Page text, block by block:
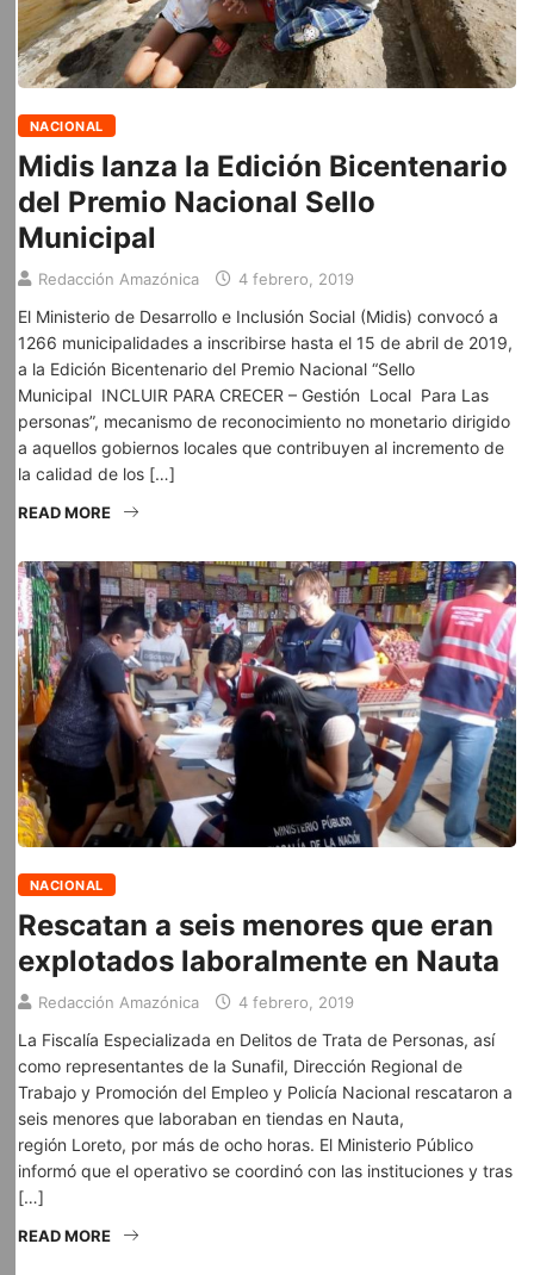
NACIONAL
Midis lanza la Edición Bicentenario
del Premio Nacional Sello
Municipal
Redacción Amazónica 4 febrero, 2019
El Ministerio de Desarrollo e Inclusión Social (Midis) convocó a
1266 municipalidades a inscribirse hasta el 15 de abril de 2019,
a la Edición Bicentenario del Premio Nacional “Sello
Municipal INCLUIR PARA CRECER – Gestión Local Para Las
personas”, mecanismo de reconocimiento no monetario dirigido
a aquellos gobiernos locales que contribuyen al incremento de
la calidad de los […]
READ MORE
NACIONAL
Rescatan a seis menores que eran
explotados laboralmente en Nauta
Redacción Amazónica 4 febrero, 2019
La Fiscalía Especializada en Delitos de Trata de Personas, así
como representantes de la Sunafil, Dirección Regional de
Trabajo y Promoción del Empleo y Policía Nacional rescataron a
seis menores que laboraban en tiendas en Nauta,
región Loreto, por más de ocho horas. El Ministerio Público
informó que el operativo se coordinó con las instituciones y tras
[…]
READ MORE